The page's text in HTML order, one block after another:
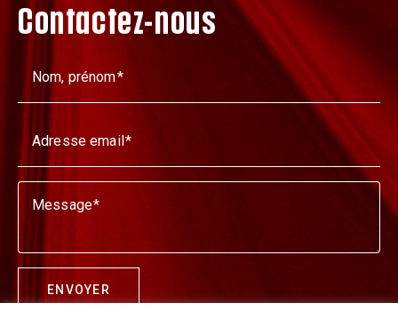
Contactez-nous
Nom, prénom
Adresse email
Message
ENVOYER